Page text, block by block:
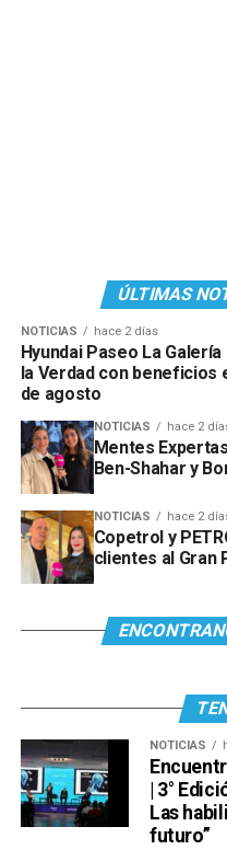
ÚLTIMAS
NOTICIAS hace 2 días
Hyundai Paseo La
la Verdad con beneficios
de agosto
NOTICIAS hace 2
Mentes
Ben-Shahar y
NOTICIAS hace 2
Copetrol y
clientes al Gran
NOTICIAS
| 3°
Las
futuro”